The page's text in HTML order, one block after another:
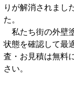
りが解消されまし
た。
私たち街の外壁
状態を確認して最
査・お見積は無料
さい。